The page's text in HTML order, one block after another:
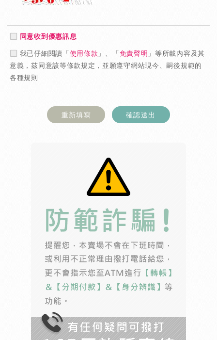
同意收到優惠訊息
我已仔細閱讀「 使用條款 」、「 免責聲明 」等所載內容及其
意義，茲同意該等條款規定，並願遵守網站現今、嗣後規範的
各種規則
重新填寫 確認送出